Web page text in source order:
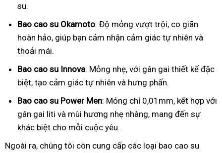
su.
Bao cao su Okamoto: Độ mỏng vượt trội, co giãn
hoàn hảo, giúp bạn cảm nhận cảm giác tự nhiên và
thoải mái.
Bao cao su Innova: Mỏng nhẹ, với gân gai thiết kế đặc
biệt, tạo cảm giác tự nhiên và hưng phấn.
Bao cao su Power Men: Mỏng chỉ 0,01mm, kết hợp với
gân gai liti và mùi hương nhẹ nhàng, mang đến sự
khác biệt cho mỗi cuộc yêu.
Ngoài ra, chúng tôi còn cung cấp các loại bao cao su